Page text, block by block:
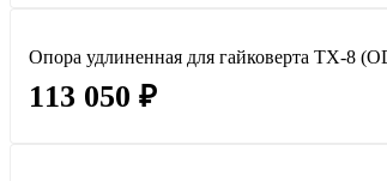
Опора удлиненная для гайковерта TX-8
113 050 ₽